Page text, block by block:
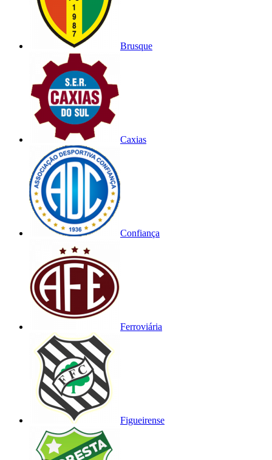
Brusque
Caxias
Confiança
Ferroviária
Figueirense